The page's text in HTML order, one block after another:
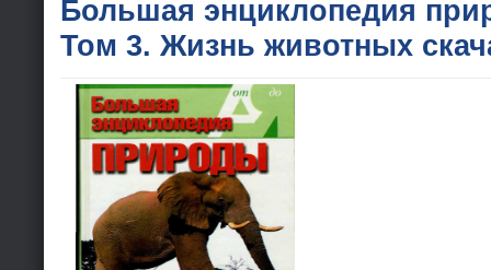
Большая энциклопедия
Том 3. Жизнь животных